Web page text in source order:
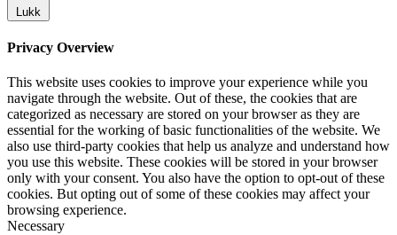
Lukk
Privacy Overview
This website uses cookies to improve your experience while you
navigate through the website. Out of these, the cookies that are
categorized as necessary are stored on your browser as they are
essential for the working of basic functionalities of the website. We
also use third-party cookies that help us analyze and understand how
you use this website. These cookies will be stored in your browser
only with your consent. You also have the option to opt-out of these
cookies. But opting out of some of these cookies may affect your
browsing experience.
Necessary